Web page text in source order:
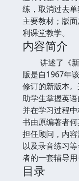
练，取消过去
主要教材；版
利课堂教学。
内容简介
讲述了《新
版是自1967年
修订的新版本
助学生掌握英
并在学习过程
书由原编著者
担任顾问，内
以及录音练习
者的一套辅导用
目录